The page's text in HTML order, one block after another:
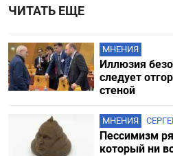
ЧИТАТЬ ЕЩЕ
МНЕНИЯ
Иллюзия
следует
стеной
МНЕНИЯ
Пессимизм
который ни